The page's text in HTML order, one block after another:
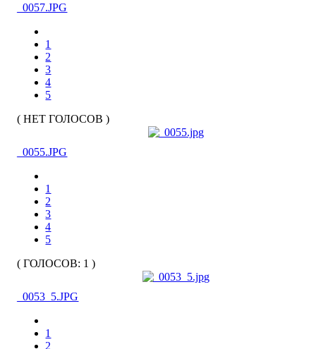
_0057.JPG
1
2
3
4
5
( НЕТ ГОЛОСОВ )
_0055.JPG
1
2
3
4
5
( ГОЛОСОВ: 1 )
_0053_5.JPG
1
2